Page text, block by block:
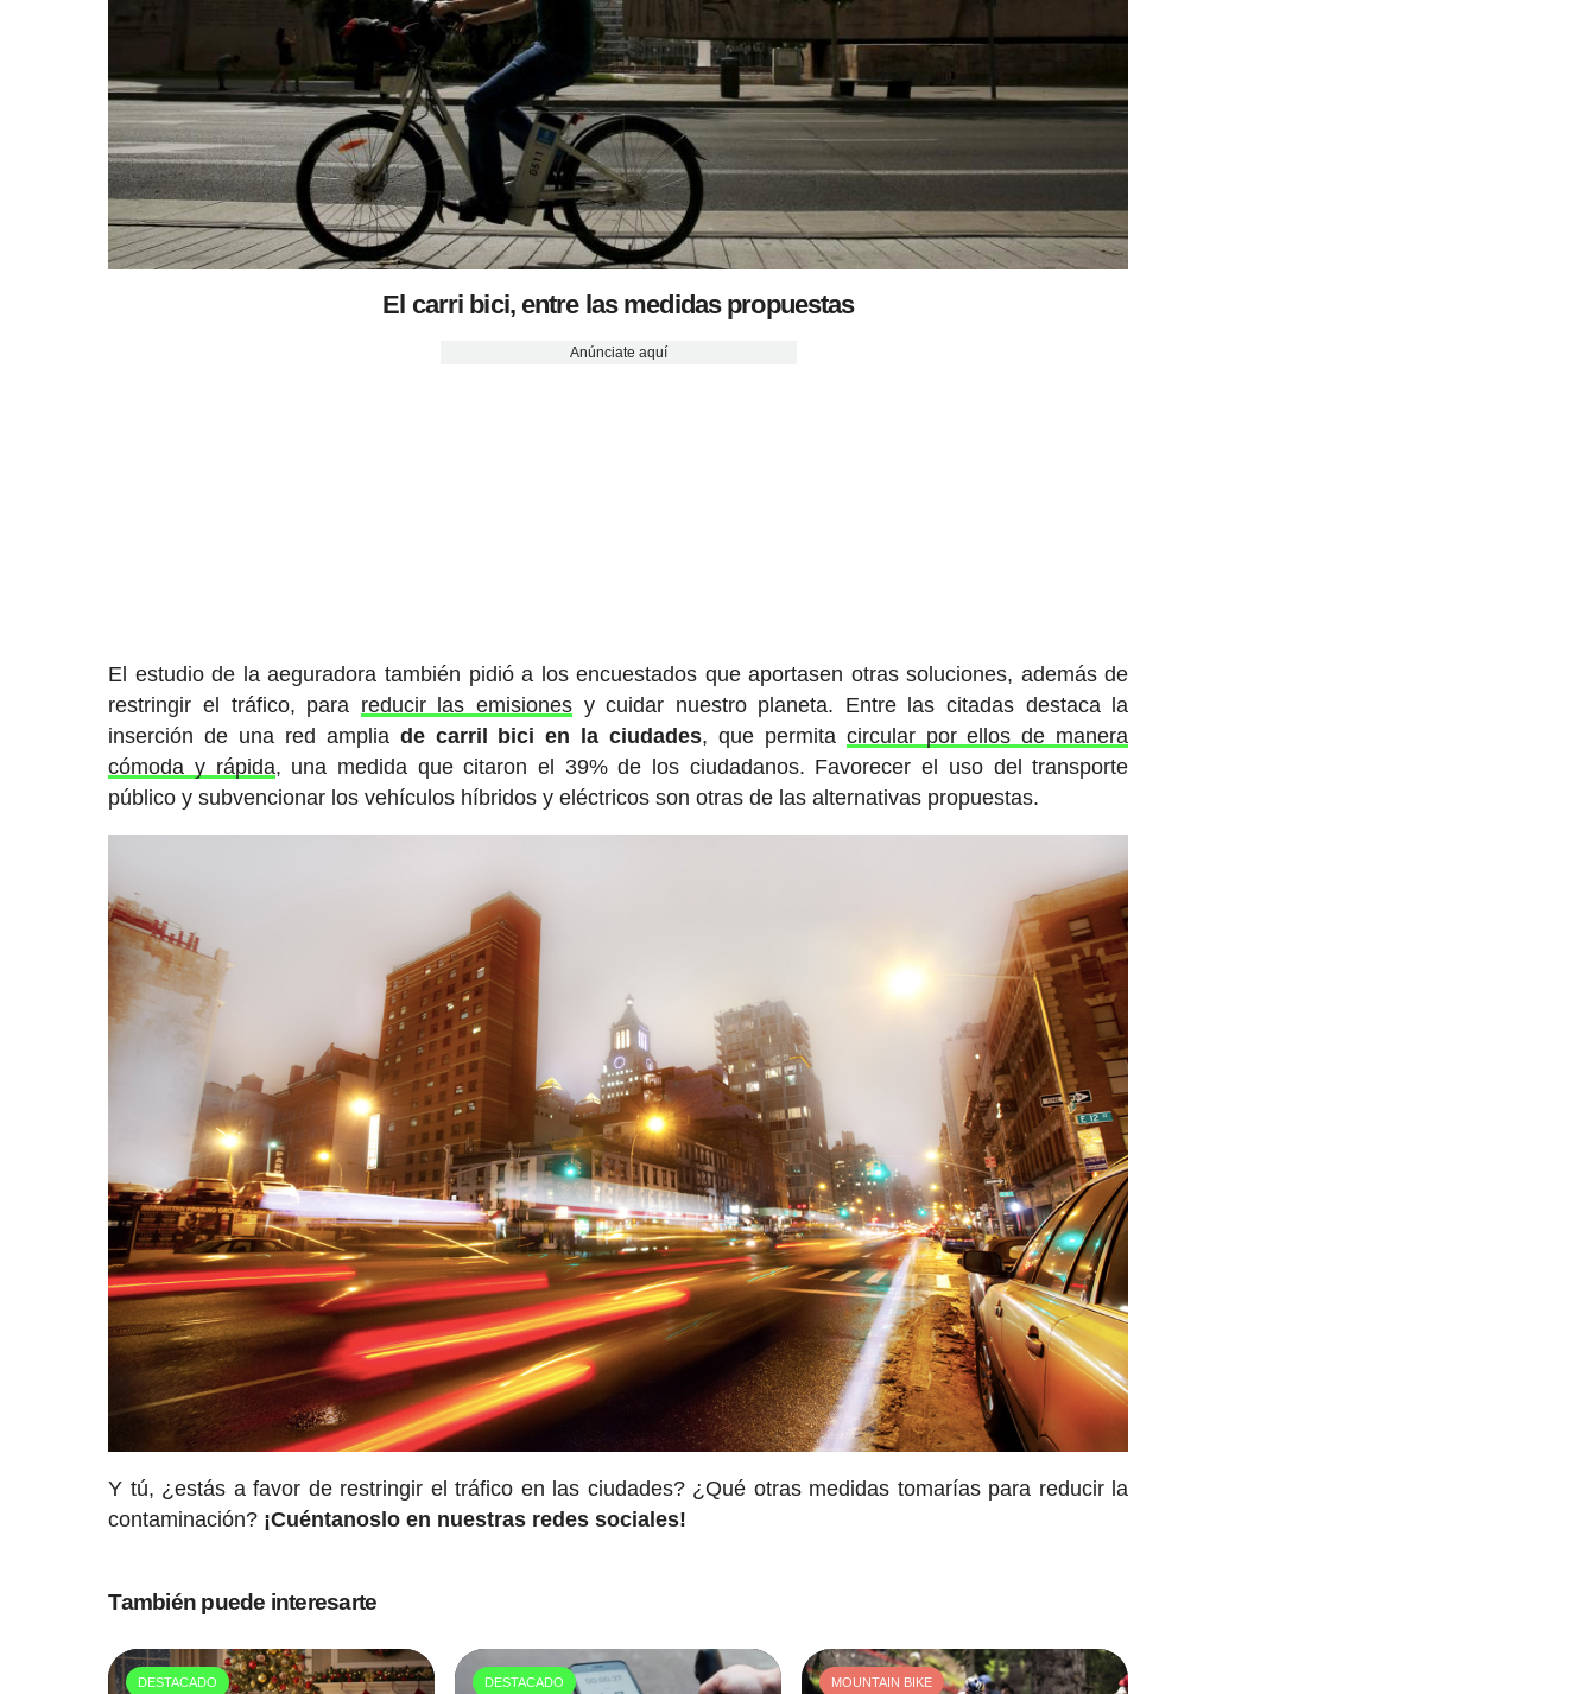
El carri bici, entre las medidas propuestas
Anúnciate aquí
El estudio de la aeguradora también pidió a los encuestados que aportasen otras soluciones, además de
restringir el tráfico, para reducir las emisionesy cuidar nuestro planeta. Entre las citadas destaca la
inserción de una red amplia de carril bici en la ciudades, que permita circular por ellos de manera
cómoda y rápida, una medida que citaron el 39% de los ciudadanos. Favorecer el uso del transporte
público y subvencionar los vehículos híbridos y eléctricos son otras de las alternativas propuestas.
Y tú, ¿estás a favor de restringir el tráfico en las ciudades? ¿Qué otras medidas tomarías para reducir la
contaminación? ¡Cuéntanoslo en nuestras redes sociales!
También puede interesarte
DESTACADO DESTACADO MOUNTAIN BIKE